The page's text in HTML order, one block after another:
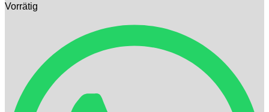
Vorrätig